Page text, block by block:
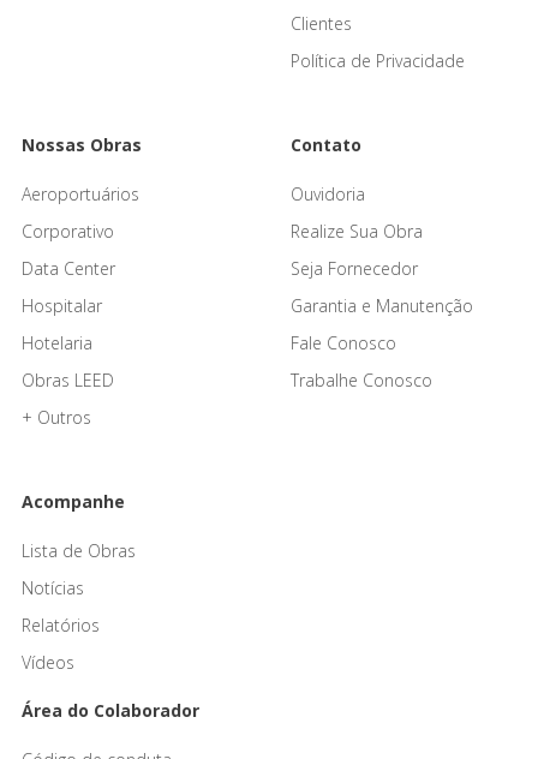
Clientes
Política de Privacidade
Nossas Obras
Aeroportuários
Corporativo
Data Center
Hospitalar
Hotelaria
Obras LEED
+ Outros
Contato
Ouvidoria
Realize Sua Obra
Seja Fornecedor
Garantia e Manutenção
Fale Conosco
Trabalhe Conosco
Acompanhe
Lista de Obras
Notícias
Relatórios
Vídeos
Área do Colaborador